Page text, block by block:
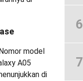
model
A05
di
6
7